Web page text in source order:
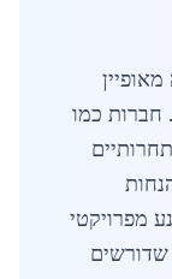
חברות כמו
הנחות
מונע מפרויקטי